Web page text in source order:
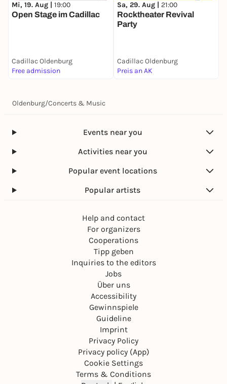
Mi, 19. Aug | 19:00
Open Stage im Cadillac
Cadillac Oldenburg
Free admission
Sa, 29. Aug | 21:00
Rocktheater Revival
Party
Cadillac Oldenburg
Preis an AK
Oldenburg/Concerts & Music
Events near you
Activities near you
Popular event locations
Popular artists
Help and contact
For organizers
Cooperations
Tipp geben
Inquiries to the editors
Jobs
Über uns
Accessibility
Gewinnspiele
Guideline
Imprint
Privacy Policy
Privacy policy (App)
Cookie Settings
Terms & Conditions